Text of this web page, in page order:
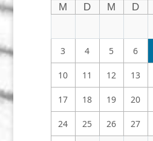
M D M D
3 4 5 6
10 11 12 13
17 18 19 20
24 25 26 27